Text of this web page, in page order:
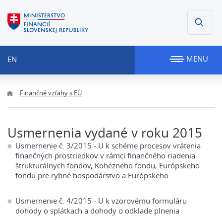
EN MENU
Finančné vzťahy s EÚ
Usmernenia vydané v roku 2015
Usmernenie č. 3/2015 - U k schéme procesov vrátenia
finančných prostriedkov v rámci finančného riadenia
štrukturálnych fondov, Kohézneho fondu, Európskeho
fondu pre rybné hospodárstvo a Európskeho
Usmernenie č. 4/2015 - U k vzorovému formuláru
dohody o splátkach a dohody o odklade plnenia